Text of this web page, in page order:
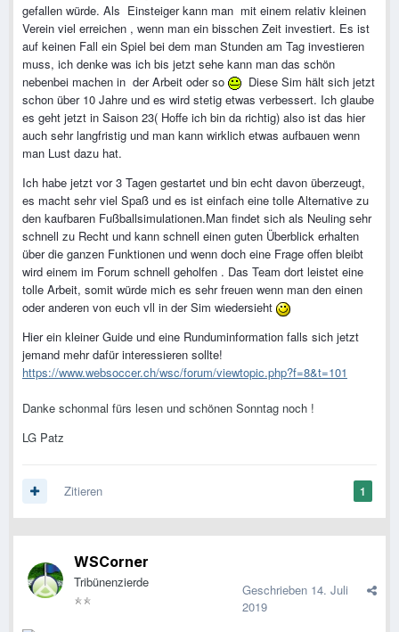
gefallen würde. Als Einsteiger kann man mit einem relativ kleinen
Verein viel erreichen , wenn man ein bisschen Zeit investiert. Es ist
auf keinen Fall ein Spiel bei dem man Stunden am Tag investieren
muss, ich denke was ich bis jetzt sehe kann man das schön
nebenbei machen in der Arbeit oder so
Diese Sim hält sich jetzt
schon über 10 Jahre und es wird stetig etwas verbessert. Ich glaube
es geht jetzt in Saison 23( Hoffe ich bin da richtig) also ist das hier
auch sehr langfristig und man kann wirklich etwas aufbauen wenn
man Lust dazu hat.
Ich habe jetzt vor 3 Tagen gestartet und bin echt davon überzeugt,
es macht sehr viel Spaß und es ist einfach eine tolle Alternative zu
den kaufbaren Fußballsimulationen.Man findet sich als Neuling sehr
schnell zu Recht und kann schnell einen guten Überblick erhalten
über die ganzen Funktionen und wenn doch eine Frage offen bleibt
wird einem im Forum schnell geholfen . Das Team dort leistet eine
tolle Arbeit, somit würde mich es sehr freuen wenn man den einen
oder anderen von euch vll in der Sim wiedersieht
Hier ein kleiner Guide und eine Runduminformation falls sich jetzt
jemand mehr dafür interessieren sollte!
https://www.websoccer.ch/wsc/forum/viewtopic.php?f=8&t=101
Danke schonmal fürs lesen und schönen Sonntag noch !
LG Patz
1
Zitieren
WSCorner
Tribünenzierde Geschrieben 14. Juli
2019